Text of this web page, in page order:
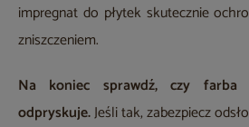
impregnat do płytek skutecznie
zniszczeniem.
Na koniec sprawdź, czy farba
odpryskuje.Jeśli tak, zabezpiecz